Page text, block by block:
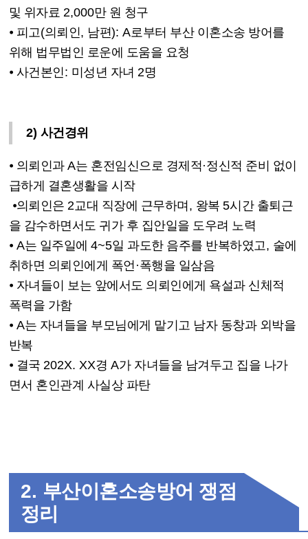
및 위자료 2,000만 원 청구
⦁ 피고 (의뢰인, 남편): A로부터 부산 이혼소송 방어를
위해 법무법인 로운에 도움을 요청
⦁ 사건본인 : 미성년 자녀 2명
2) 사건경위
⦁ 의뢰인과A는 혼전임신으로 경제적·정신적 준비 없이
급하게 결혼생활을 시작
⦁의뢰인은 2교대 직장에 근무하며 , 왕복5시간 출퇴근
을 감수하면서도 귀가 후 집안일을 도우려 노력
⦁ A는 일주일에4~5일 과도한 음주를 반복하였고 , 술에
취하면 의뢰인에게 폭언 ·폭행을 일삼음
⦁ 자녀들이 보는 앞에서도 의뢰인에게 욕설과 신체적
폭력을 가함
⦁ A는 자녀들을 부모님에게 맡기고 남자 동창과 외박을
반복
⦁ 결국 202X. XX경A가 자녀들을 남겨두고 집을 나가
면서 혼인관계 사실상 파탄
2. 부산이혼소송방어 쟁점
정리